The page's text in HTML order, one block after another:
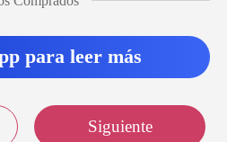
para leer más
Siguiente